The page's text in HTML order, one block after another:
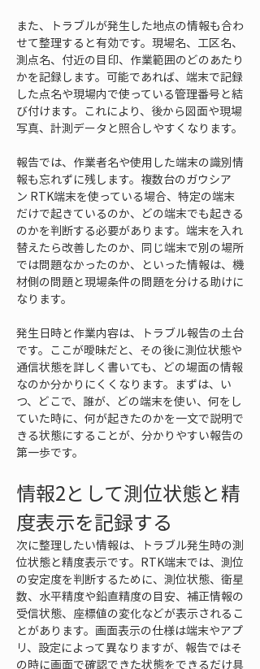
また、トラブルが発生した地点の情報も合わ
せて整理すると有効です。現場名、工区名、
測点名、付近の目印、作業範囲のどのあたり
かを記録します。可能であれば、端末で記録
した点名や現場内で使っている管理番号と結
び付けます。これにより、後から図面や現場
写真、計測データと照合しやすくなります。
報告では、作業者名や使用した端末の識別情
報も忘れずに残します。複数台のガウシア
ン RTK端末を使っている場合、特定の端末
だけで起きているのか、どの端末でも起きる
のかを判断する必要があります。端末を入れ
替えたら改善したのか、同じ端末で別の場所
では問題なかったのか、といった情報は、機
材側の問題と現場条件の問題を分ける助けに
なります。
発生日時と作業内容は、トラブル報告の土台
です。ここが曖昧だと、その後に測位状態や
通信状態を詳しく書いても、どの場面の情報
なのか分かりにくくなります。まずは、い
つ、どこで、誰が、どの端末を使い、何をし
ていた時に、何が起きたのかを一文で説明で
きる状態にすることが、分かりやすい報告の
第一歩です。
情報2として測位状態と精
度表示を記録する
次に整理したい情報は、トラブル発生時の測
位状態と精度表示です。RTK端末では、測位
の安定度を判断するために、測位状態、衛星
数、水平精度や鉛直精度の目安、補正情報の
受信状態、座標値の変化などが表示されるこ
とがあります。画面表示の仕様は端末やアプ
リ、設定によって異なりますが、報告ではそ
の時に画面で確認できた状態をできるだけ具